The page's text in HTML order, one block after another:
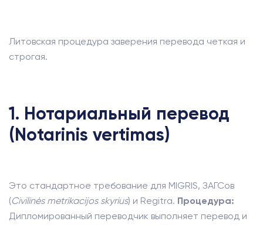
Литовская процедура заверения перевода четкая и
строгая.
1. Нотариальный перевод
(Notarinis vertimas)
Это стандартное требование для MIGRIS, ЗАГСов
(Civilinės metrikacijos skyrius) и Regitra. Процедура:
Дипломированный переводчик выполняет перевод и